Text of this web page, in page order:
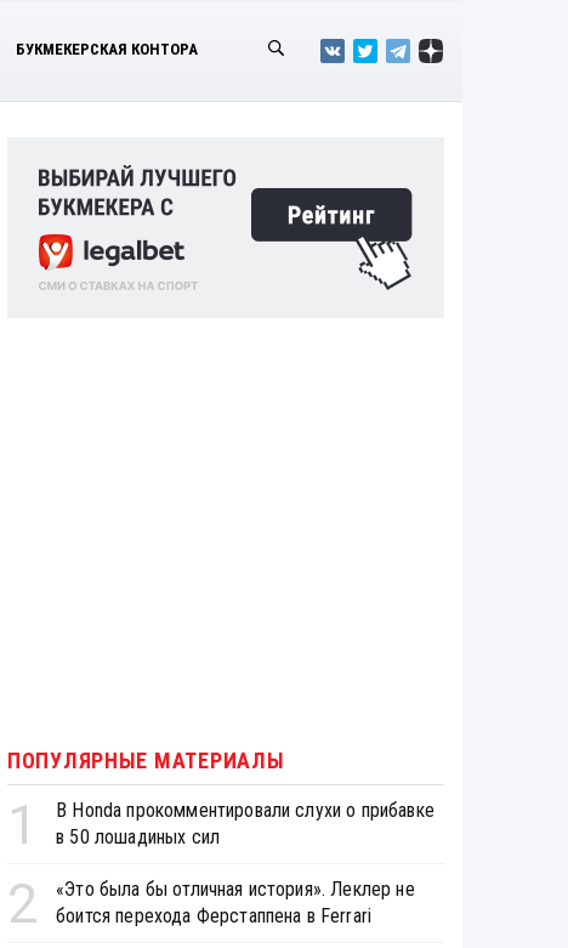
БУКМЕКЕРСКАЯ КОНТОРА
ПОПУЛЯРНЫЕ МАТЕРИАЛЫ
1
В Honda прокомментировали слухи о прибавке
в 50 лошадиных сил
2
«Это была бы отличная история». Леклер не
боится перехода Ферстаппена в Ferrari